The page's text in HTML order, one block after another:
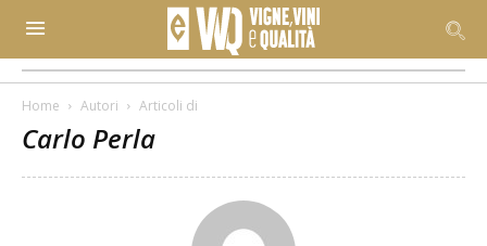
Home Autori Articoli di
Carlo Perla